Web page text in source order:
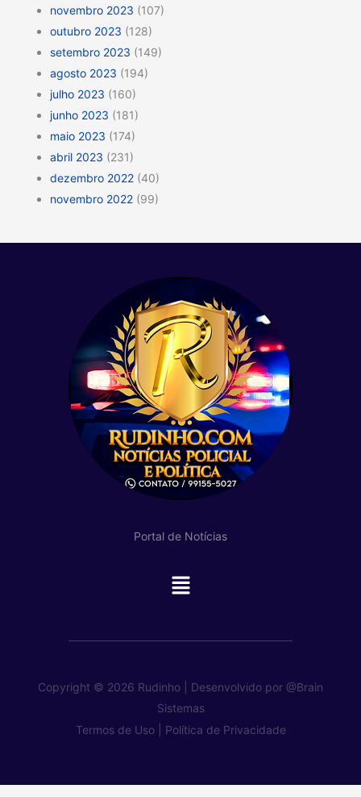
novembro 2023 (107)
outubro 2023 (128)
setembro 2023 (149)
agosto 2023 (194)
julho 2023 (160)
junho 2023 (181)
maio 2023 (174)
abril 2023 (231)
dezembro 2022 (40)
novembro 2022 (99)
Portal de Notícias
Main
Copyright © 2026 Rudinho | Desenvolvido por @Brain
Sistemas
Termos de Uso |
Política de Privacidade